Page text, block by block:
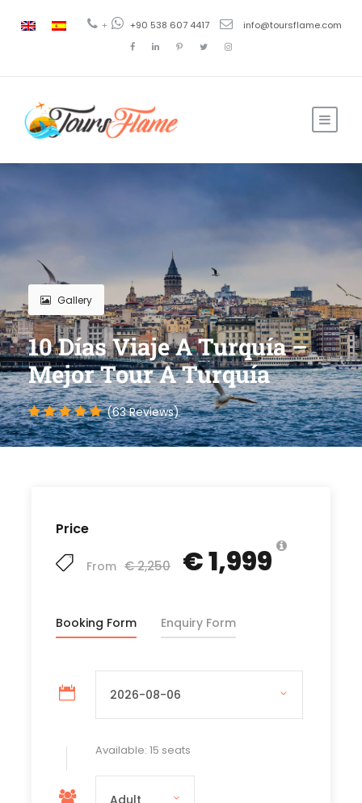
+ +90 538 607 4417 info@toursflame.com
Gallery
10 Días Viaje A Turquía –
Mejor Tour A Turquía
(63 Reviews)
Price
From € 2,250 € 1,999
Booking Form Enquiry Form
Available: 15 seats